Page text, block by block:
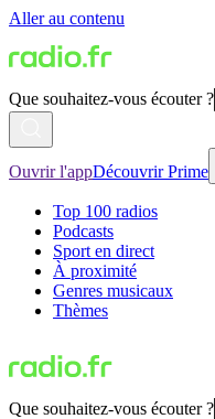
Aller au contenu
Que souhaitez-vous écouter ?
Ouvrir l'appDécouvrir Prime
Top 100 radios
Podcasts
Sport en direct
À proximité
Genres musicaux
Thèmes
Que souhaitez-vous écouter ?